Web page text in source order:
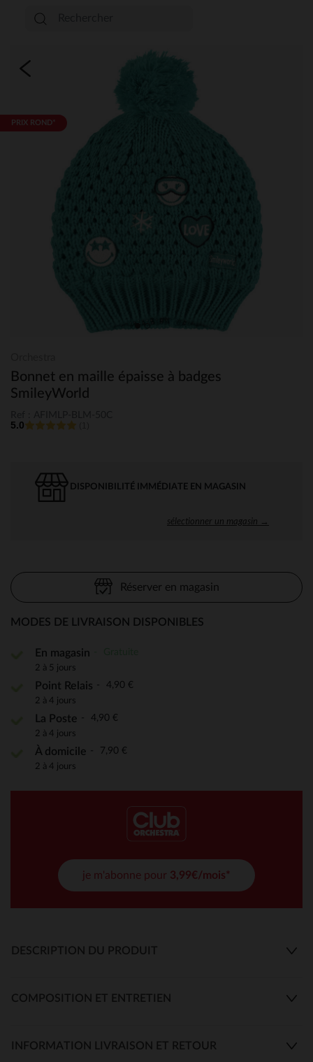
PRIX ROND*
Bonnet en maille épaisse à badges
SmileyWorld
5.0
DISPONIBILITÉ IMMÉDIATE EN MAGASIN
sélectionner un magasin →
Réserver en magasin
MODES DE LIVRAISON DISPONIBLES
En magasin
2 à 5 jours
Point Relais 4,90 €
2 à 4 jours
La Poste 4,90 €
2 à 4 jours
À domicile 7,90 €
2 à 4 jours
je m'abonne pour 3,99€/mois*
DESCRIPTION DU PRODUIT
COMPOSITION ET ENTRETIEN
INFORMATION LIVRAISON ET RETOUR